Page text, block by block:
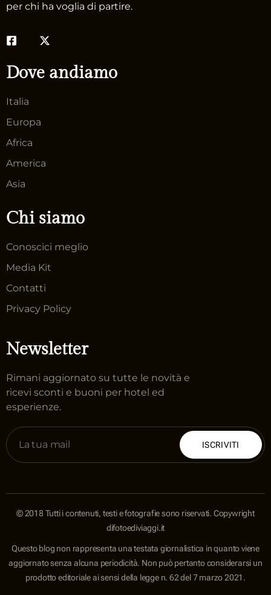
per chi ha voglia di partire.
Dove andiamo
Italia
Europa
Africa
America
Asia
Chi siamo
Conoscici meglio
Media Kit
Contatti
Privacy Policy
Newsletter
Rimani aggiornato su tutte le novità e
ricevi sconti e buoni per hotel ed
esperienze.
ISCRIVITI
© 2018 Tutti i contenuti, testi e fotografie sono riservati. Copywright
difotoediviaggi.it
Questo blog non rappresenta una testata giornalistica in quanto viene
aggiornato senza alcuna periodicità. Non può pertanto considerarsi un
prodotto editoriale ai sensi della legge n. 62 del 7 marzo 2021.